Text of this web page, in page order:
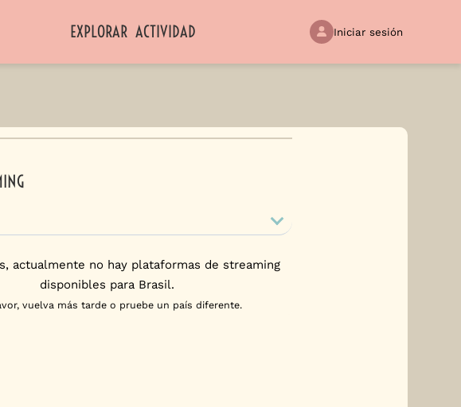
EXPLORAR ACTIVIDAD Iniciar sesión
actualmente no hay plataformas de streaming
disponibles para Brasil.
vuelva más tarde o pruebe un país diferente.